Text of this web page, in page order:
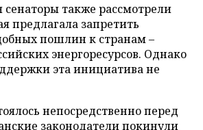
сенаторы также рассмотрели
предлагала запретить
пошлин к странам –
энергоресурсов. Однако
эта инициатива не
непосредственно перед
законодатели покинули